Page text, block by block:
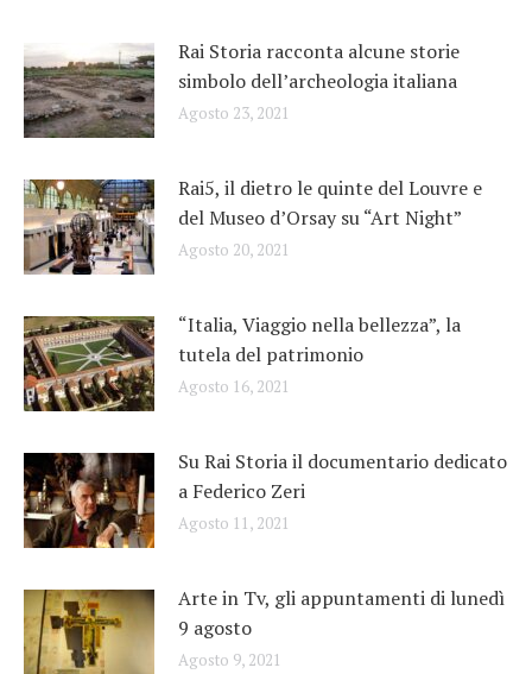
Rai Storia racconta alcune storie
simbolo dell’archeologia italiana
Agosto 23, 2021
Rai5, il dietro le quinte del Louvre e
del Museo d’Orsay su “Art Night”
Agosto 20, 2021
“Italia, Viaggio nella bellezza”, la
tutela del patrimonio
Agosto 16, 2021
Su Rai Storia il documentario dedicato
a Federico Zeri
Agosto 11, 2021
Arte in Tv, gli appuntamenti di lunedì
9 agosto
Agosto 9, 2021